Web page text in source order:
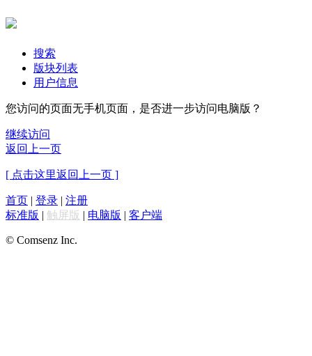
搜索
版块列表
用户信息
您访问的页面无手机页面，是否进一步访问电脑版？
继续访问
返回上一页
[ 点击这里返回上一页 ]
首页 | 登录 | 注册
标准版 | 触屏版 | 电脑版 | 客户端
© Comsenz Inc.